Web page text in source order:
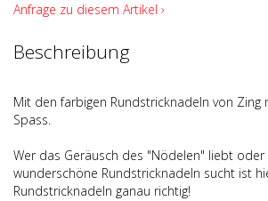
Anfrage zu diesem Artikel ›
Beschreibung
Mit den farbigen Rundstricknadeln von Zing
Spass.
Wer das Geräusch des "Nödelen" liebt
wunderschöne Rundstricknadeln sucht ist
Rundstricknadeln ganau richtig!